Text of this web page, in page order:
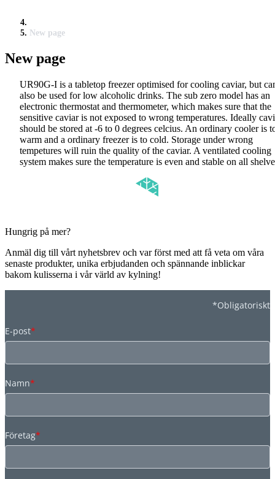
New page
New page
UR90G-I is a tabletop freezer optimised for cooling caviar, but
also be used for low alcoholic drinks. The sub zero model has an
electronic thermostat and thermometer, which makes sure that the
sensitive caviar is not exposed to wrong temperatures. Ideally
should be stored at -6 to 0 degrees celcius. An ordinary cooler is
warm and a ordinary freezer is to cold. Storage under wrong
tempetures will ruin the quality of the caviar. A ventilated cooling
system makes sure the temperature is even and stable on all
Hungrig på mer?
Anmäl dig till vårt nyhetsbrev och var först med att få veta om våra
senaste produkter, unika erbjudanden och spännande inblickar
bakom kulisserna i vår värld av kylning!
*Obligatoriskt
E-post*
Namn*
Företag*